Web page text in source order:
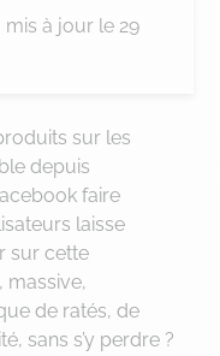
mis à jour le 29
sur les
depuis
faire
laisse
sur cette
massive,
de ratés, de
sans s’y perdre ?